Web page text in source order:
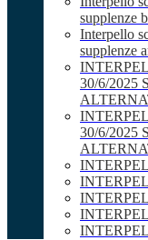
supplenze
Interpello
supplenze
30/6/2025
30/6/2025